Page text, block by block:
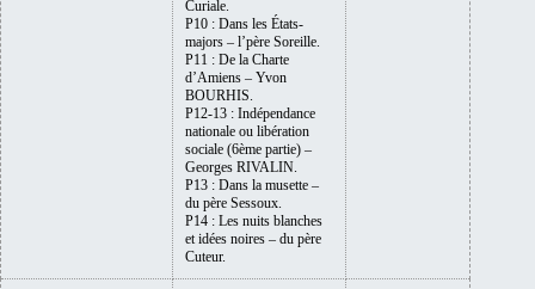
Curiale.
P10 : Dans les États-
majors – l’père Soreille.
P11 : De la Charte
d’Amiens – Yvon
BOURHIS.
P12-13 : Indépendance
nationale ou libération
sociale (6ème partie) –
Georges RIVALIN.
P13 : Dans la musette –
du père Sessoux.
P14 : Les nuits blanches
et idées noires – du père
Cuteur.